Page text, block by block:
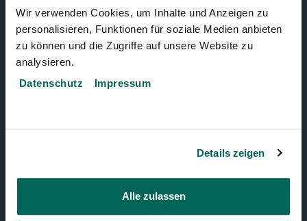
Wir verwenden Cookies, um Inhalte und Anzeigen zu
personalisieren, Funktionen für soziale Medien anbieten
zu können und die Zugriffe auf unsere Website zu
analysieren.
Datenschutz
Impressum
Details zeigen
Alle zulassen
Events
Zoo-Experiences
Zoo Encyclopedia
Young Animals
Newsletter